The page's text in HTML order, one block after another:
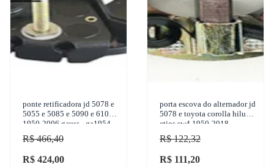
ponte retificadora jd 5078 e
5055 e 5085 e 5090 e 6100 e
1950-2006 gauss - ga1954
R$ 466,40
R$ 424,00
porta escova do alternador jd
5078 e toyota corolla hilux
etios sw4 1950-2018
sulcarbon - a-153-12v
R$ 122,32
R$ 111,20